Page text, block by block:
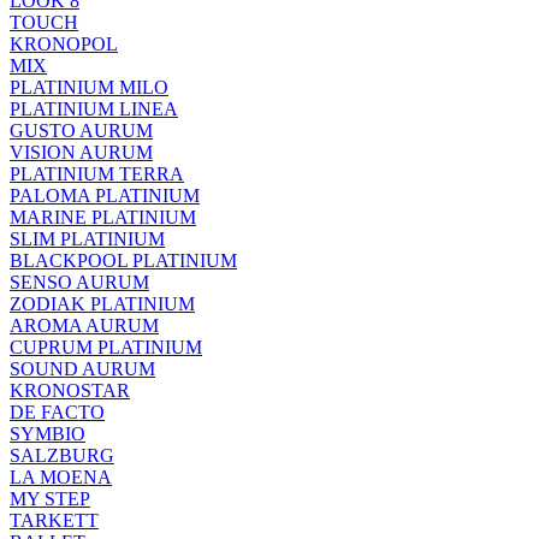
TOUCH
KRONOPOL
MIX
PLATINIUM MILO
PLATINIUM LINEA
GUSTO AURUM
VISION AURUM
PLATINIUM TERRA
PALOMA PLATINIUM
MARINE PLATINIUM
SLIM PLATINIUM
BLACKPOOL PLATINIUM
SENSO AURUM
ZODIAK PLATINIUM
AROMA AURUM
CUPRUM PLATINIUM
SOUND AURUM
KRONOSTAR
DE FACTO
SYMBIO
SALZBURG
LA MOENA
MY STEP
TARKETT